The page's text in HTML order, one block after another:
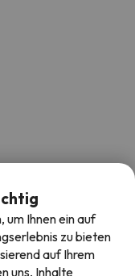
um Ihnen ein auf
zu bieten
auf Ihrem
uns, Inhalte